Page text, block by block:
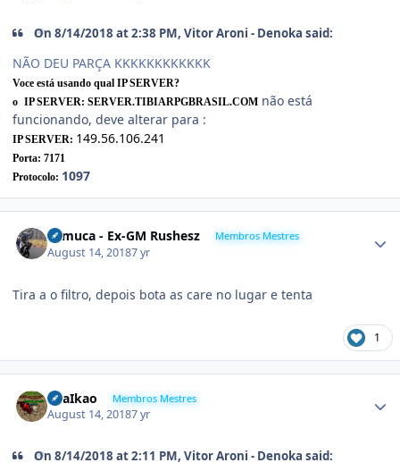
On 8/14/2018 at 2:38 PM,Vitor Aroni - Denoka said:
NÃO DEU PARÇA KKKKKKKKKKKK
Voce está usando qual IP SERVER?
o IP SERVER: SERVER.TIBIARPGBRASIL.COM não está
funcionando, deve alterar para :
IP SERVER: 149.56.106.241
Porta: 7171
Protocolo: 1097
Samuca - Ex-GM Rushesz Membros Mestres
August 14, 20187 yr
Tira a o filtro, depois bota as care no lugar e tenta
1
'MaIkao Membros Mestres
August 14, 20187 yr
On 8/14/2018 at 2:11 PM,Vitor Aroni - Denoka said: